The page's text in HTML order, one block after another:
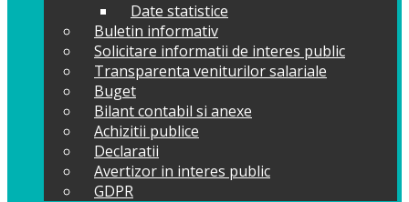
Date statistice
Buletin informativ
Solicitare informatii de interes public
Transparenta veniturilor salariale
Buget
Bilant contabil si anexe
Achizitii publice
Declaratii
Avertizor in interes public
GDPR